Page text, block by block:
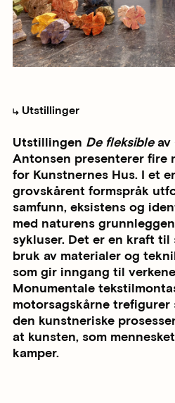
Utstillinger
Utstillingen De fleksibleav
Antonsen presenterer fire
for Kunstnernes Hus. I et
grovskårent formspråk
samfunn, eksistens og
med naturens
sykluser. Det er en kraft
bruk av materialer og
som gir inngang til
Monumentale
motorsagskårne
den kunstneriske
at kunsten, som
kamper.